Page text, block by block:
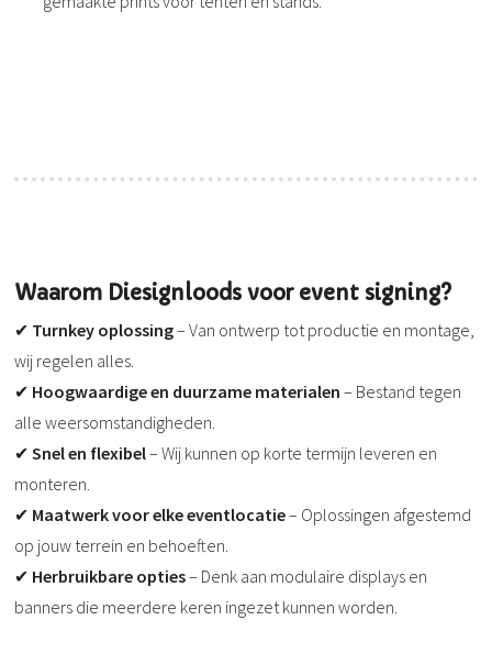
Waarom Diesignloods voor event signing?
✔ Turnkey oplossing– Van ontwerp tot productie en montage,
wij regelen alles.
✔ Hoogwaardige en duurzame materialen – Bestand tegen
alle weersomstandigheden.
✔Snel en flexibel– Wij kunnen op korte termijn leveren en
monteren.
✔ Maatwerk voor elke eventlocatie– Oplossingen afgestemd
op jouw terrein en behoeften.
✔ Herbruikbare opties– Denk aan modulaire displays en
banners die meerdere keren ingezet kunnen worden.